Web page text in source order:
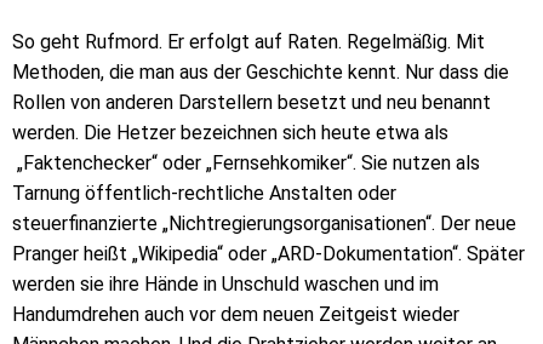
So geht Rufmord. Er erfolgt auf Raten. Regelmäßig. Mit
Methoden, die man aus der Geschichte kennt. Nur dass die
Rollen von anderen Darstellern besetzt und neu benannt
werden. Die Hetzer bezeichnen sich heute etwa als
„Faktenchecker“ oder „Fernsehkomiker“. Sie nutzen als
Tarnung öffentlich-rechtliche Anstalten oder
steuerfinanzierte „Nichtregierungsorganisationen“. Der neue
Pranger heißt „Wikipedia“ oder „ARD-Dokumentation“. Später
werden sie ihre Hände in Unschuld waschen und im
Handumdrehen auch vor dem neuen Zeitgeist wieder